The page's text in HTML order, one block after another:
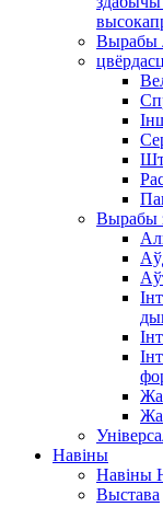
Вырабы
Вырабы
Навіны
Навіны
Выстава